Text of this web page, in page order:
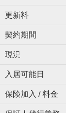
更新料
契約期間
現況
入居可能日
保険加入 / 料金